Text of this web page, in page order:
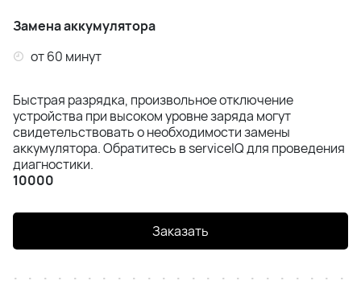
iPhone 7 Plus
iPhone 7
Замена аккумулятора
от 60 минут
Быстрая разрядка, произвольное отключение
устройства при высоком уровне заряда могут
свидетельствовать о необходимости замены
аккумулятора. Обратитесь в serviceIQ для проведения
диагностики.
10000
Заказать